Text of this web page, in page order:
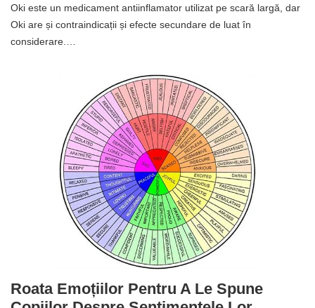
Oki este un medicament antiinflamator utilizat pe scară largă, dar
Oki are și contraindicații și efecte secundare de luat în
considerare.…
Roata Emoțiilor Pentru A Le Spune